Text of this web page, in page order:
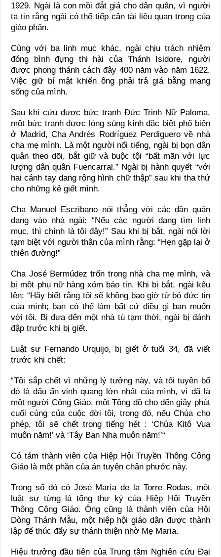
1929. Ngài là con mồi đắt giá cho dân quân, vì người
ta tin rằng ngài có thể tiếp cận tài liệu quan trọng của
giáo phận.
Cùng với ba linh mục khác, ngài chịu trách nhiệm
đóng bình đựng thi hài của Thánh Isidore, người
được phong thánh cách đây 400 năm vào năm 1622.
Việc giữ bí mật khiến ông phải trả giá bằng mạng
sống của mình.
Sau khi cứu được bức tranh Đức Trinh Nữ Paloma,
một bức tranh được lòng sùng kính đặc biệt phổ biến
ở Madrid, Cha Andrés Rodríguez Perdiguero về nhà
cha mẹ mình. Là một người nổi tiếng, ngài bị bọn dân
quân theo dõi, bắt giữ và buộc tội “bất mãn với lực
lượng dân quân Fuencarral.” Ngài bị hành quyết “với
hai cánh tay dang rộng hình chữ thập” sau khi tha thứ
cho những kẻ giết mình.
Cha Manuel Escribano nói thẳng với các dân quân
đang vào nhà ngài: “Nếu các người đang tìm linh
mục, thì chính là tôi đây!” Sau khi bị bắt, ngài nói lời
tạm biệt với người thân của mình rằng: “Hẹn gặp lại ở
thiên đường!”
Cha José Bermúdez trốn trong nhà cha mẹ mình, và
bị một phụ nữ hàng xóm báo tin. Khi bị bắt, ngài kêu
lên: “Hãy biết rằng tôi sẽ không bao giờ từ bỏ đức tin
của mình; bạn có thể làm bất cứ điều gì bạn muốn
với tôi. Bị đưa đến một nhà tù tạm thời, ngài bị đánh
đập trước khi bị giết.
Luật sư Fernando Urquijo, bị giết ở tuổi 34, đã viết
trước khi chết:
“Tôi sắp chết vì những lý tưởng này, và tôi tuyên bố
đó là dấu ấn vinh quang lớn nhất của mình, vì đã là
một người Công Giáo, một Tông đồ cho đến giây phút
cuối cùng của cuộc đời tôi, trong đó, nếu Chúa cho
phép, tôi sẽ chết trong tiếng hét : ‘Chúa Kitô Vua
muôn năm!’ và ‘Tây Ban Nha muôn năm!’“
Có tám thành viên của Hiệp Hội Truyền Thông Công
Giáo là một phần của án tuyên chân phước này.
Trong số đó có José María de la Torre Rodas, một
luật sư từng là tổng thư ký của Hiệp Hội Truyền
Thông Công Giáo. Ông cũng là thành viên của Hội
Dòng Thánh Mẫu, một hiệp hội giáo dân được thành
lập để thúc đẩy sự thánh thiện nhờ Mẹ Maria.
Hiệu trưởng đầu tiên của Trung tâm Nghiên cứu Đại